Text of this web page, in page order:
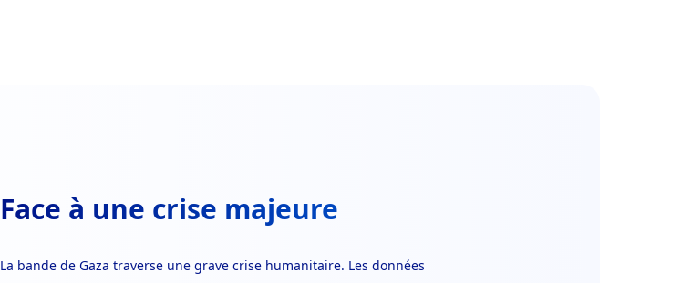
Face à une crise majeure
La bande de Gaza traverse une grave crise humanitaire. Les données